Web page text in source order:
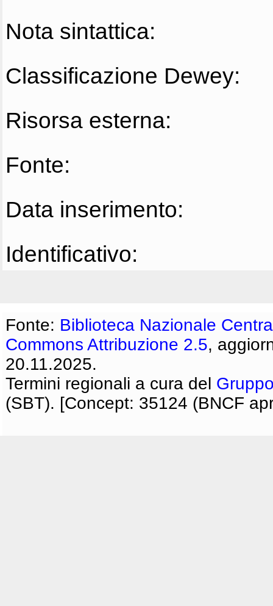
Nota sintattica:
Classificazione Dewey:
Risorsa esterna:
Fonte:
Data inserimento:
Identificativo:
Fonte: Biblioteca Nazionale
Commons Attribuzione 2.5,
20.11.2025.
Termini regionali a cura del
(SBT). [Concept: 35124 (BNCF